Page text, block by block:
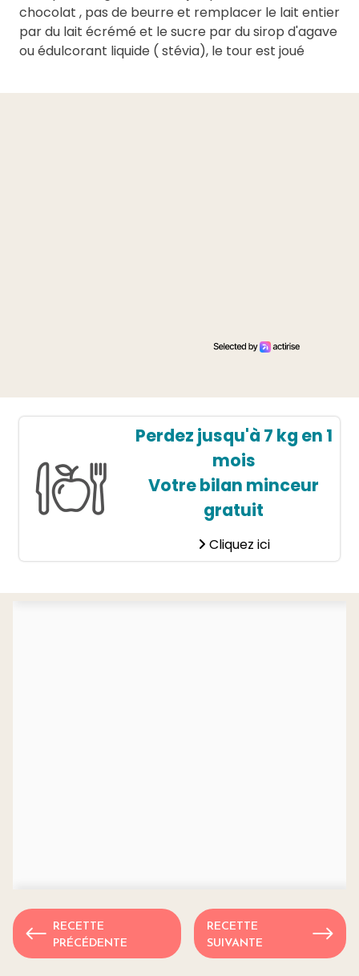
chocolat , pas de beurre et remplacer le lait entier
par du lait écrémé et le sucre par du sirop d'agave
ou édulcorant liquide ( stévia), le tour est joué
Perdez jusqu'à 7 kg en 1
mois
Votre bilan minceur
gratuit
Cliquez ici
RECETTE
PRÉCÉDENTE
RECETTE
SUIVANTE